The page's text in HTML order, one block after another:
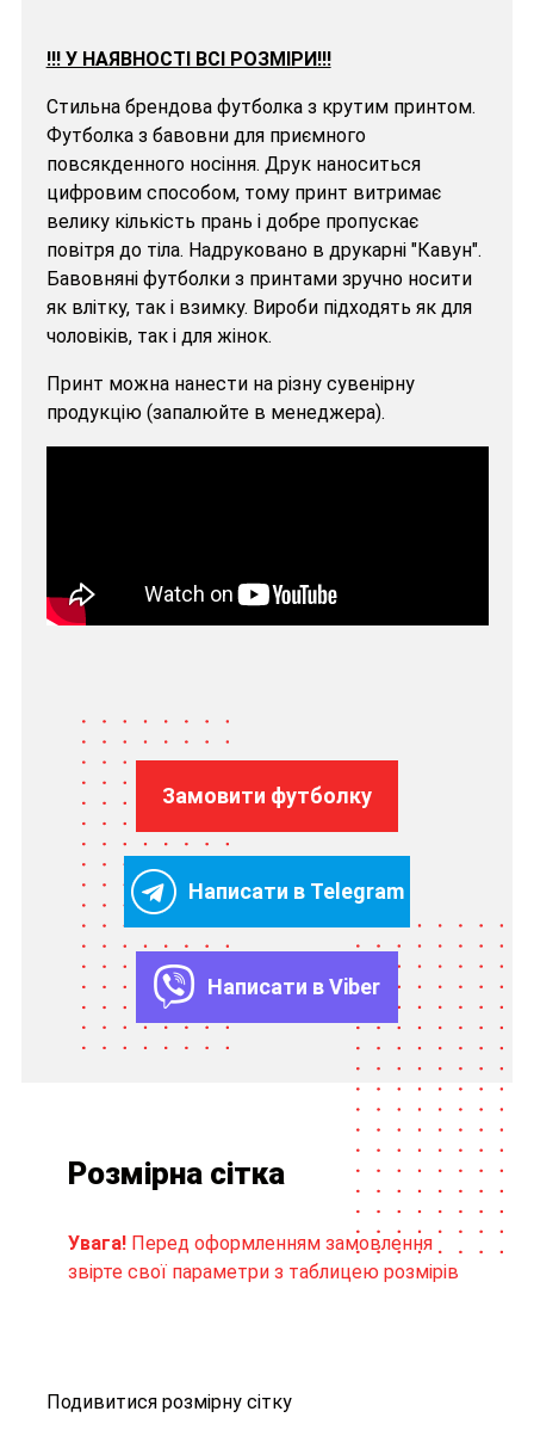
!!! У НАЯВНОСТІ ВСІ РОЗМІРИ!!!
Стильна брендова футболка з крутим принтом.
Футболка з бавовни для приємного
повсякденного носіння. Друк наноситься
цифровим способом, тому принт витримає
велику кількість прань і добре пропускає
повітря до тіла. Надруковано в друкарні "Кавун".
Бавовняні футболки з принтами зручно носити
як влітку, так і взимку. Вироби підходять як для
чоловіків, так і для жінок.
Принт можна нанести на різну сувенірну
продукцію (запалюйте в менеджера).
Замовити футболку
Написати в Telegram
Написати в Viber
Розмірна сітка
Увага! Перед оформленням замовлення
звірте свої параметри з таблицею розмірів
Подивитися розмірну сітку